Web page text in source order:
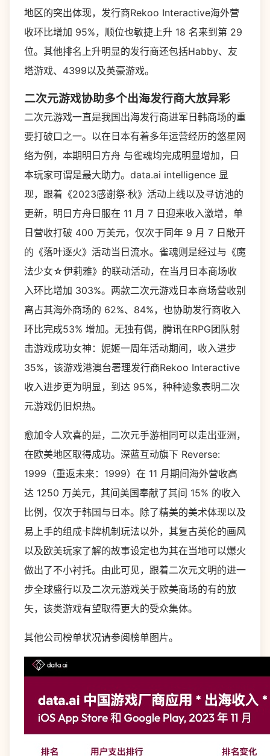
地区的突出体现，发行商Rekoo Interactive海外营
收环比增加 95%，顺位也敏捷上升 18 名来到第 29
位。其他排名上升明显的发行商还包括Habby、友
塔游戏、4399以及英豪游戏。
二次元游戏协助多个出海发行商大放异彩
二次元游戏一直是我国出海发行商进军日韩商场的重
要打破口之一。以在日本有着多年运营经历的悠星网
络为例，本期明日方舟 与雀魂均完成明显增加，日
本玩家可谓是最大助力。data.ai intelligence 显
现，跟着《2023感谢祭·秋》活动上线以及寻访池的
更新，明日方舟日服在 11 月 7 日迎来收入激增，单
日营收打破 400 万美元，仅次于同年 9 月 7 日敞开
的《落叶逐火》活动当日流水。雀魂则是经过与《魔
法少女☆伊莉雅》的联动活动，在当月日本商场收
入环比增加 303%。两款二次元游戏日本商场营收别
离占其海外商场的 62%、84%，也协助发行商收入
环比完成53% 增加。无独有偶，腾讯在RPG团队射
击游戏成功女神：妮姬一周年活动期间，收入进步
35%，该游戏港澳台署理发行商Rekoo Interactive
收入进步更为明显，到达 95%，种种迹象表明二次
元游戏仍旧炽热。
愈加令人欢喜的是，二次元手游相同可以走出亚洲，
在欧美地区取得成功。深蓝互动旗下 Reverse:
1999（重返未来：1999）在 11 月期间海外营收高
达 1250 万美元，其间美国奉献了其间 15% 的收入
比例，仅次于韩国与日本。除了精美的美术体现以及
易上手的组成卡牌机制玩法以外，其复古英伦的画风
以及欧美玩家了解的故事设定也为其在当地可以爆火
做出了不小衬托。由此可见，跟着二次元文明的进一
步全球盛行以及二次元游戏关于欧美商场的有的放
矢，该类游戏有望取得更大的受众集体。
其他公司榜单状况请参阅榜单图片。